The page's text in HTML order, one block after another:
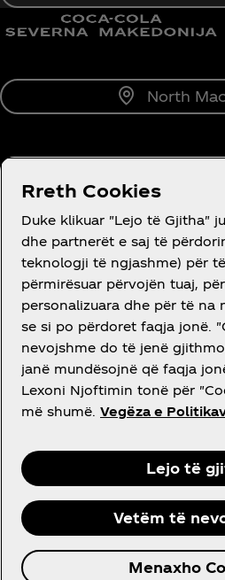
North
RRETH NESH
DO NDIHMË?
LIGJORE
© 2026 The Coca‑Cola
Rreth Cookies
Duke klikuar "Lejo të Gjitha"
dhe partnerët e saj të
teknologji të ngjashme) për
përmirësuar përvojën tuaj,
personalizuara dhe për të na
se si po përdoret faqja jonë.
nevojshme do të jenë
janë mundësojnë që faqja
Lexoni Njoftimin tonë për
më shumë. Vegëza e
Lejo të
Vetëm të
Menaxho